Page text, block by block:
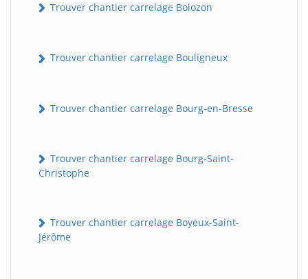
Trouver chantier carrelage Bolozon
Trouver chantier carrelage Bouligneux
Trouver chantier carrelage Bourg-en-Bresse
Trouver chantier carrelage Bourg-Saint-
Christophe
Trouver chantier carrelage Boyeux-Saint-
Jérôme